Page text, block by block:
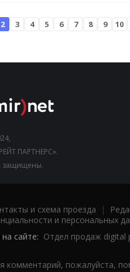
2 3 4 5 6 7 8 9 10
ПАРТНЕРС».
защищены.
и схема проезда |
и персональных
сайте: Отдел продаж digital
комментарий, пожалуйста,